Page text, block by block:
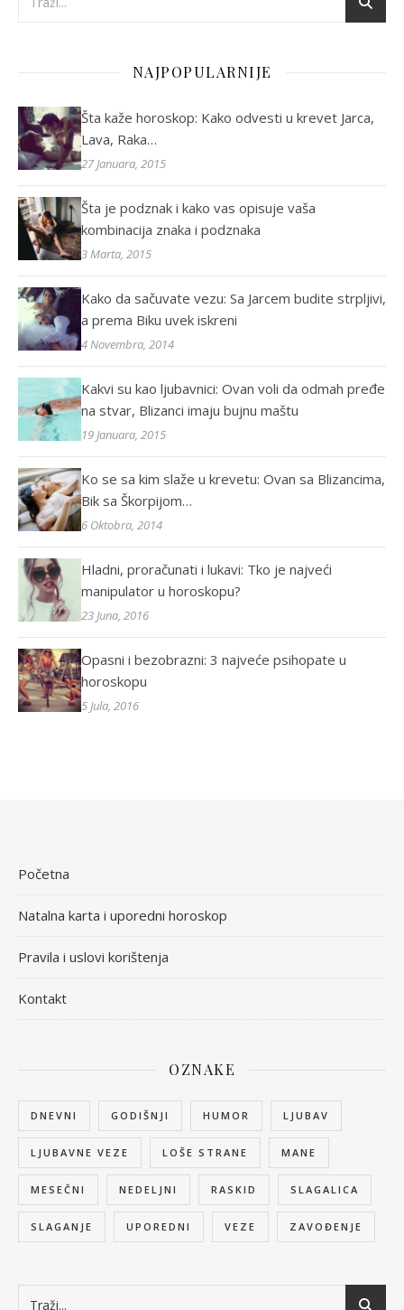
NAJPOPULARNIJE
Šta kaže horoskop: Kako odvesti u krevet Jarca,
Lava, Raka…
27 Januara, 2015
Šta je podznak i kako vas opisuje vaša
kombinacija znaka i podznaka
3 Marta, 2015
Kako da sačuvate vezu: Sa Jarcem budite strpljivi,
a prema Biku uvek iskreni
4 Novembra, 2014
Kakvi su kao ljubavnici: Ovan voli da odmah pređe
na stvar, Blizanci imaju bujnu maštu
19 Januara, 2015
Ko se sa kim slaže u krevetu: Ovan sa Blizancima,
Bik sa Škorpijom…
6 Oktobra, 2014
Hladni, proračunati i lukavi: Tko je najveći
manipulator u horoskopu?
23 Juna, 2016
Opasni i bezobrazni: 3 najveće psihopate u
horoskopu
5 Jula, 2016
Početna
Natalna karta i uporedni horoskop
Pravila i uslovi korištenja
Kontakt
OZNAKE
DNEVNI GODIŠNJI HUMOR LJUBAV
LJUBAVNE VEZE LOŠE STRANE MANE
MESEČNI NEDELJNI RASKID SLAGALICA
SLAGANJE UPOREDNI VEZE ZAVOĐENJE